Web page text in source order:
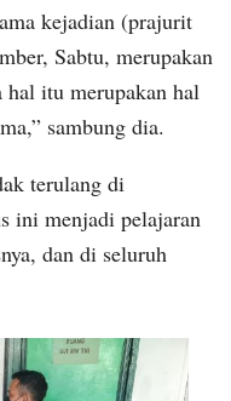
kejadian (prajurit
Sabtu, merupakan
hal itu merupakan hal
sambung dia.
terulang di
ini menjadi pelajaran
dan di seluruh